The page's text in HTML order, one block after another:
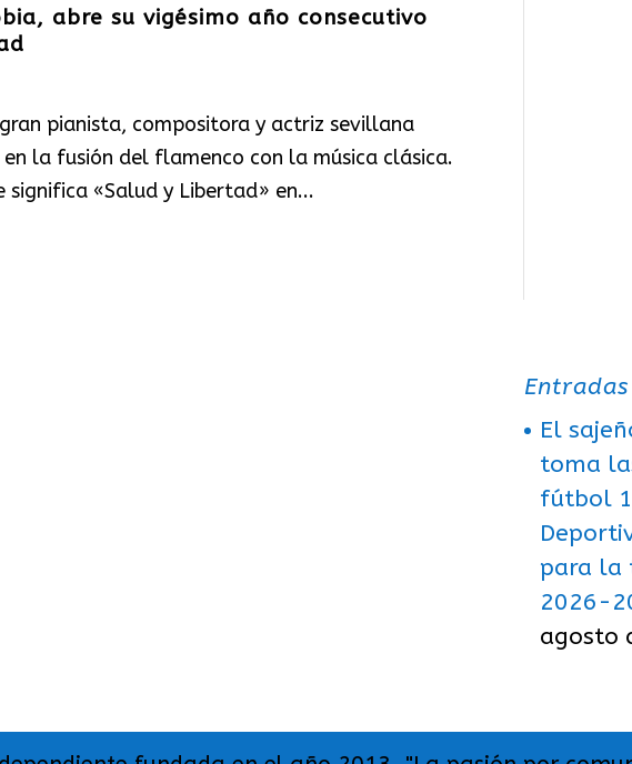
abre su vigésimo año consecutivo
pianista, compositora y actriz sevillana
la fusión del flamenco con la música clásica.
significa «Salud y Libertad» en...
El
toma
fútbol
para la
2026-
agosto